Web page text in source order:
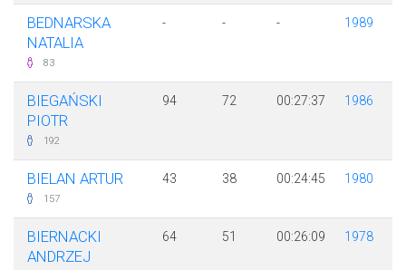
BEDNARSKA
NATALIA
83
- - - 1989
BIEGAŃSKI
PIOTR
192
94 72 00:27:37 1986
BIELAN ARTUR
157
43 38 00:24:45 1980
BIERNACKI
ANDRZEJ
64 51 00:26:09 1978